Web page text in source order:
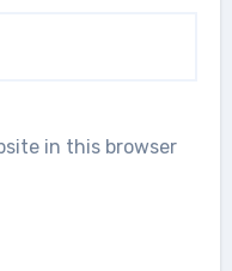
in this browser